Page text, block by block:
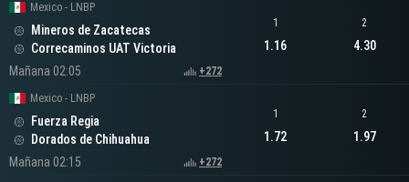
Mexico - LNBP
Mineros de Zacatecas
Correcaminos UAT Victoria
Mañana 02:05
+272
1
1.16
2
4.30
Mexico - LNBP
Fuerza Regia
Dorados de Chihuahua
Mañana 02:15
+272
1
1.72
2
1.97